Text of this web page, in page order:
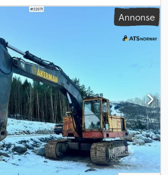
Annonse